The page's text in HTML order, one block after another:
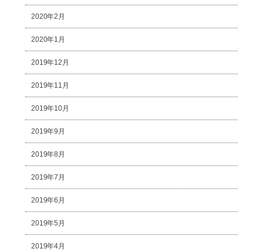
2020年2月
2020年1月
2019年12月
2019年11月
2019年10月
2019年9月
2019年8月
2019年7月
2019年6月
2019年5月
2019年4月